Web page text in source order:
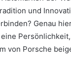
und
Genau
von Porsche